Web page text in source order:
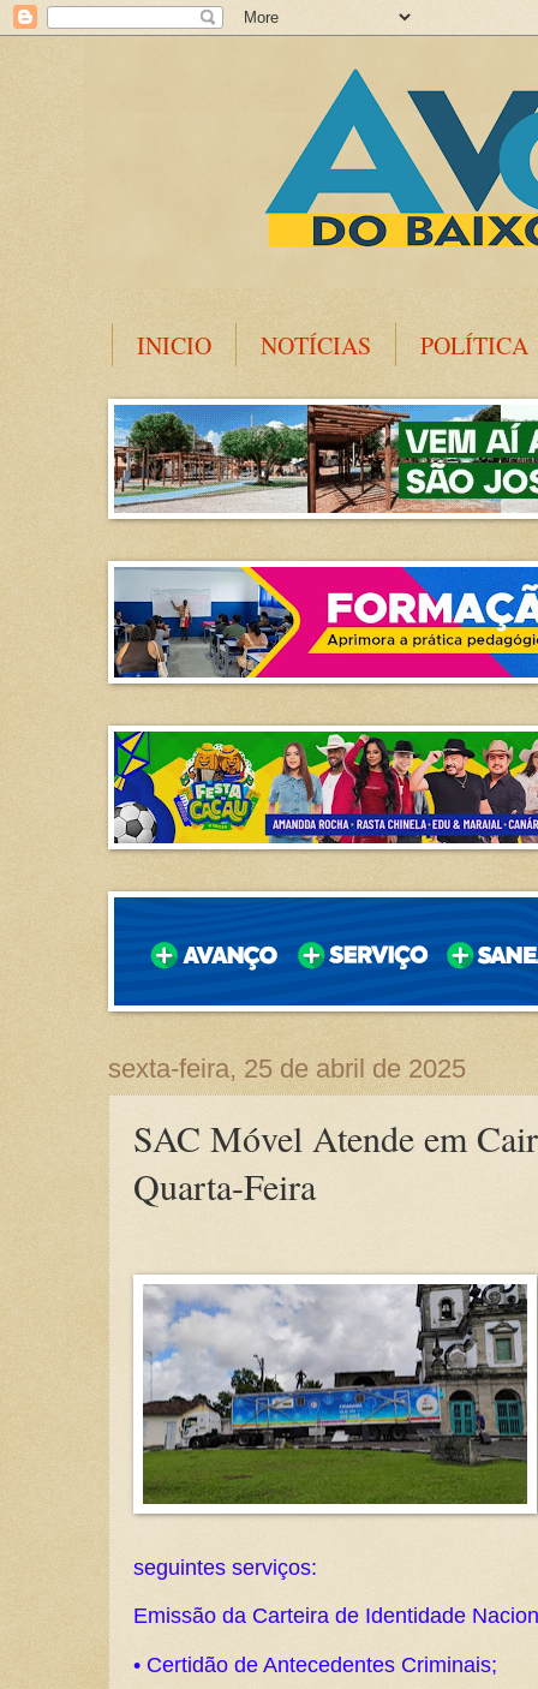
INICIO NOTÍCIAS POLÍTICA
sexta-feira, 25 de abril de 2025
SAC Móvel Atende em
Quarta-Feira
seguintes serviços:
Emissão da Carteira de Identidade
• Certidão de Antecedentes Criminais;